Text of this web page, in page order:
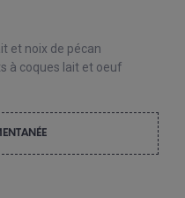
et noix de pécan
à coques lait et oeuf